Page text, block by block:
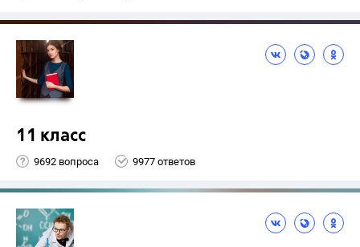
11 класс
9692 вопроса 9977 ответов